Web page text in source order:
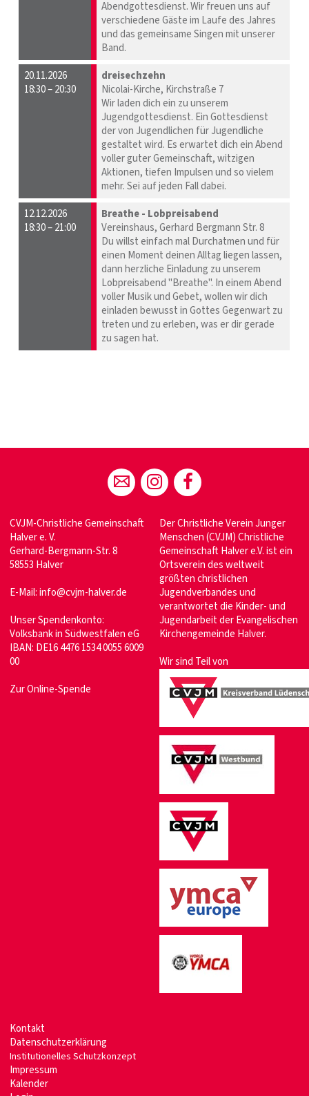
Abendgottesdienst. Wir freuen uns auf
verschiedene Gäste im Laufe des Jahres
und das gemeinsame Singen mit unserer
Band.
20.11.2026
18:30 – 20:30
dreisechzehn
Nicolai-Kirche, Kirchstraße 7
Wir laden dich ein zu unserem
Jugendgottesdienst. Ein Gottesdienst
der von Jugendlichen für Jugendliche
gestaltet wird. Es erwartet dich ein Abend
voller guter Gemeinschaft, witzigen
Aktionen, tiefen Impulsen und so vielem
mehr. Sei auf jeden Fall dabei.
12.12.2026
18:30 – 21:00
Breathe - Lobpreisabend
Vereinshaus, Gerhard Bergmann Str. 8
Du willst einfach mal Durchatmen und für
einen Moment deinen Alltag liegen lassen,
dann herzliche Einladung zu unserem
Lobpreisabend "Breathe". In einem Abend
voller Musik und Gebet, wollen wir dich
einladen bewusst in Gottes Gegenwart zu
treten und zu erleben, was er dir gerade
zu sagen hat.
CVJM-Christliche Gemeinschaft
Halver e. V.
Gerhard-Bergmann-Str. 8
58553 Halver
E-Mail:info@cvjm-halver.de
Unser Spendenkonto:
Volksbank in Südwestfalen eG
IBAN: DE16 4476 1534 0055 6009
00
Zur Online-Spende
Der Christliche Verein Junger
Menschen (CVJM) Christliche
Gemeinschaft Halver e.V. ist ein
Ortsverein des weltweit
größten christlichen
Jugendverbandes und
verantwortet die Kinder- und
Jugendarbeit der Evangelischen
Kirchengemeinde Halver.
Wir sind Teil von
Kontakt
Datenschutzerklärung
Institutionelles Schutzkonzept
Impressum
Kalender